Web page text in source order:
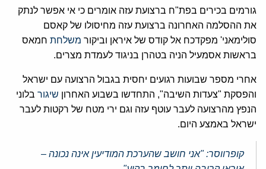
גורמים בכירים בפת"ח ברצועת עזה אומרים כי אי אפשר לנתק
את ההסלמה האחרונה ברצועת עזה מחיסולו של קאסם
סולימאני' מפקדכח אל קודס של איראן וביקור משלחת חמאס
בראשות אסמעיל הניה בטהרן בניגוד לעמדת מצרים.
אחרי מספר שבועות רגועים יחסית בגבול הרצועה עם ישראל
והפסקת "צעדות השיבה", התחדשו בשבוע האחרון שיגור בלוני
הנפץ מהרצועה לעבר עוטף עזה וגם ירי מטח של רקטות לעבר
ישראל באמצע היום.
קופרווסר: "אני חושב שהערכת המודיעין אינה נכונה –